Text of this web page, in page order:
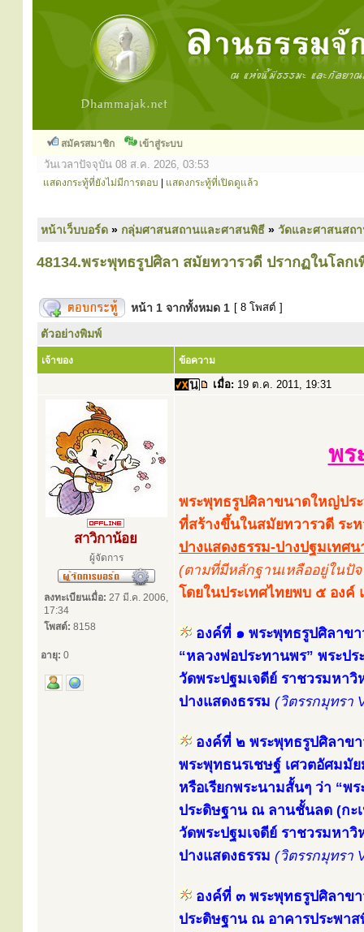
สมัครสมาชิก เข้าสู่ระบบ
วันเวลาปัจจุบัน 08 ส.ค. 2026, 03:53
แสดงกระทู้ที่ยังไม่มีการตอบ แสดงกระทู้ที่เปิดดูแล้ว
หน้าเว็บบอร์ด » กลุ่มศาสนสถานและศาสนพิธี » วัดและศาสนสถ
48134.พระพุทธรูปศิลา สมัยทวารวดี ปรากฏในโลกเ
หน้า 1 จากทั้งหมด 1 [ 8 โพสต์ ]
ตัวอย่างพิมพ์
เจ้าของ ข้อความ
เมื่อ: 19 ต.ค. 2011, 19:31
สาวิกาน้อย
ผู้จัดการ
ลงทะเบียนเมื่อ: 27 มี.ค. 2006,
17:34
โพสต์: 8158
อายุ: 0
พร
พระพุทธรูปศิลาขนาดใหญ่ปร
ที่สร้างขึ้นในสมัยทวารวดี ระ
ปางแสดงธรรม-ปางปฐมเทศ
(ตามที่มีหลักฐานเหลืออยู่ในปั
โดยในประเทศไทยพบ ๕ องค์
องค์ที่ ๑ พระพุทธรูปศิลาขา
“หลวงพ่อประทานพร” พระป
วัดพระปฐมเจดีย์ ราชวรมหา
ปางแสดงธรรม (วิตรรกมุทรา
องค์ที่ ๒ พระพุทธรูปศิลาข
พระพุทธนรเชษฐ์ เศวตอัศมมั
หรือเรียกพระนามสั้นๆ ว่า “พ
ประดิษฐาน ณ ลานชั้นลด (กะ
วัดพระปฐมเจดีย์ ราชวรมหา
ปางแสดงธรรม (วิตรรกมุทรา
องค์ที่ ๓ พระพุทธรูปศิลาข
ประดิษฐาน ณ อาคารประพา